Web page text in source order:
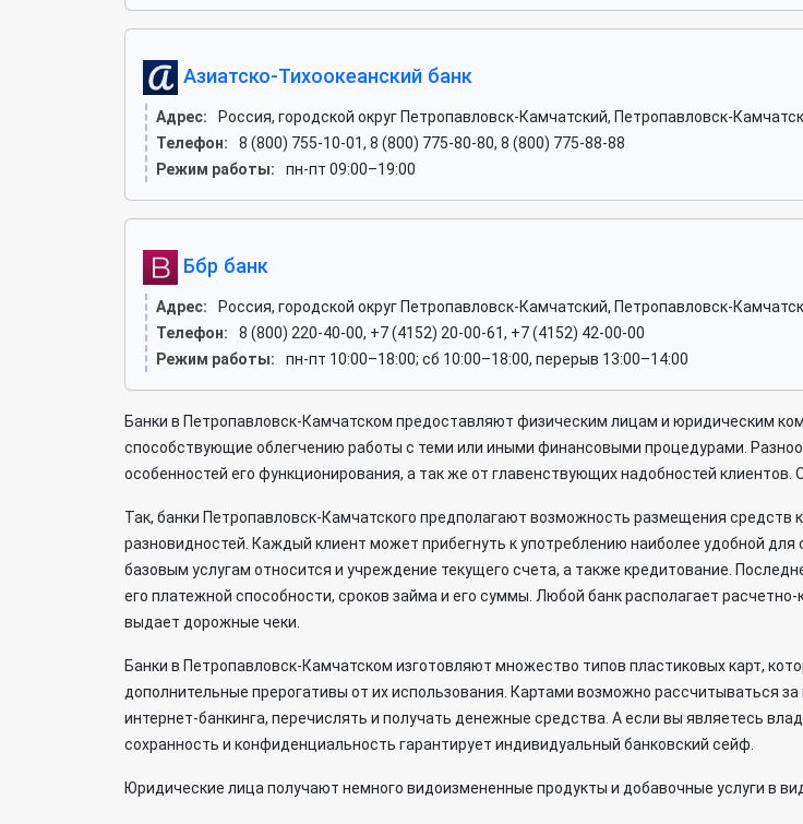
Азиатско-Тихоокеанский банк
Адрес:
Россия, городской округ Петропавловск-Камчатский, Петропавловск-
Телефон:
8 (800) 755-10-01, 8 (800) 775-80-80, 8 (800) 775-88-88
Режим работы:
пн-пт 09:00–19:00
Ббр банк
Адрес:
Россия, городской округ Петропавловск-Камчатский, Петропавловск-
Телефон:
8 (800) 220-40-00, +7 (4152) 20-00-61, +7 (4152) 42-00-00
Режим работы:
пн-пт 10:00–18:00; сб 10:00–18:00, перерыв 13:00–14:00
Банки в Петропавловск-Камчатском предоставляют физическим лицам и юридическим
способствующие облегчению работы с теми или иными финансовыми процедурами.
особенностей его функционирования, а так же от главенствующих надобностей клиентов.
Так, банки Петропавловск-Камчатского предполагают возможность размещения средств
разновидностей. Каждый клиент может прибегнуть к употреблению наиболее удобной
базовым услугам относится и учреждение текущего счета, а также кредитование.
его платежной способности, сроков займа и его суммы. Любой банк располагает
выдает дорожные чеки.
Банки в Петропавловск-Камчатском изготовляют множество типов пластиковых карт,
дополнительные прерогативы от их использования. Картами возможно рассчитываться
интернет-банкинга, перечислять и получать денежные средства. А если вы являетесь
сохранность и конфиденциальность гарантирует индивидуальный банковский сейф.
Юридические лица получают немного видоизмененные продукты и добавочные услуги в